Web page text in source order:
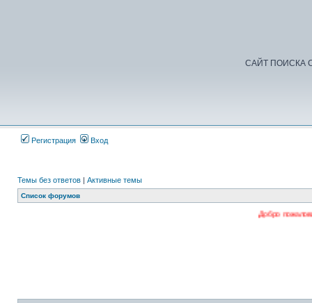
САЙТ ПОИСКА
Регистрация Вход
Темы без ответов | Активные темы
Список форумов
Добро пожаловать на наш